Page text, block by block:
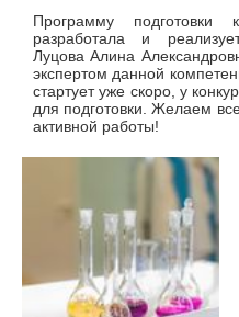
Программу подготовки
разработала и
Луцова Алина
экспертом данной
стартует уже скоро, у
для подготовки. Желаем
активной работы!